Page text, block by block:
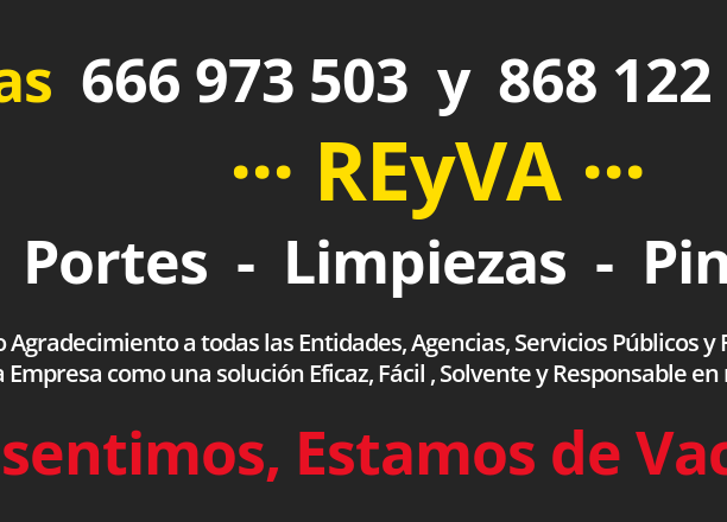
666 973 503 y 868
··· REyVA ···
Portes - Limpiezas -
a todas las Entidades, Agencias, Servicios Públicos
como una solución Eficaz, Fácil , Solvente y Responsable
Estamos de